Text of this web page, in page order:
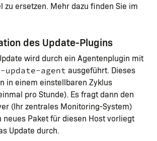
zu ersetzen. Mehr dazu finden Sie im
des Update-Plugins
wird durch ein Agentenplugin mit
update-agent ausgeführt. Dieses
in einem einstellbaren Zyklus
pro Stunde). Es fragt dann den
(Ihr zentrales Monitoring-System)
neues Paket für diesen Host vorliegt
Update durch.